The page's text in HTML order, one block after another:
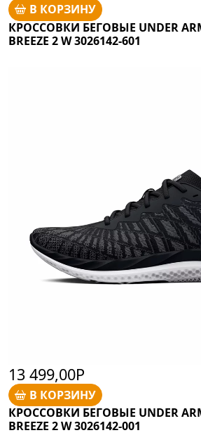
В КОРЗИНУ
КРОССОВКИ БЕГОВЫЕ UNDER
BREEZE 2 W 3026142-601
13 499,00Р
В КОРЗИНУ
КРОССОВКИ БЕГОВЫЕ UNDER
BREEZE 2 W 3026142-001